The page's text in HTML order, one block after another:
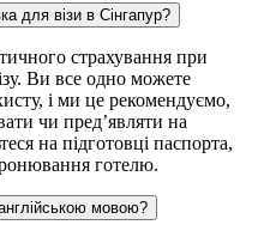
для візи в Сінгапур?
страхування при
Ви все одно можете
і ми це рекомендуємо,
чи пред’являти на
на підготовці паспорта,
готелю.
мовою?